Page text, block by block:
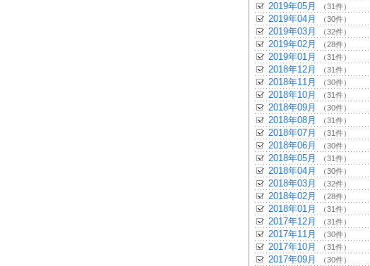
2019年05月 （31件）
2019年04月 （30件）
2019年03月 （32件）
2019年02月 （28件）
2019年01月 （31件）
2018年12月 （31件）
2018年11月 （30件）
2018年10月 （31件）
2018年09月 （30件）
2018年08月 （31件）
2018年07月 （31件）
2018年06月 （30件）
2018年05月 （31件）
2018年04月 （30件）
2018年03月 （32件）
2018年02月 （28件）
2018年01月 （31件）
2017年12月 （31件）
2017年11月 （30件）
2017年10月 （31件）
2017年09月 （30件）